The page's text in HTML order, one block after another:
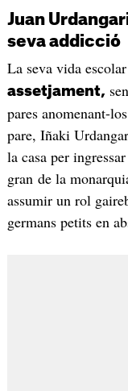
Juan
seva addicció
La seva vida
assetjament,
pares anomenant-
pare, Iñaki
la casa per
gran de la
assumir un rol
germans petits en